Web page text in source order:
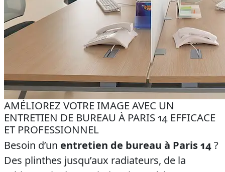
AMÉLIOREZ VOTRE IMAGE AVEC UN
ENTRETIEN DE BUREAU À PARIS 14 EFFICACE
ET PROFESSIONNEL
Besoin d’un entretien de bureau à Paris 14?
Des plinthes jusqu’aux radiateurs, de la